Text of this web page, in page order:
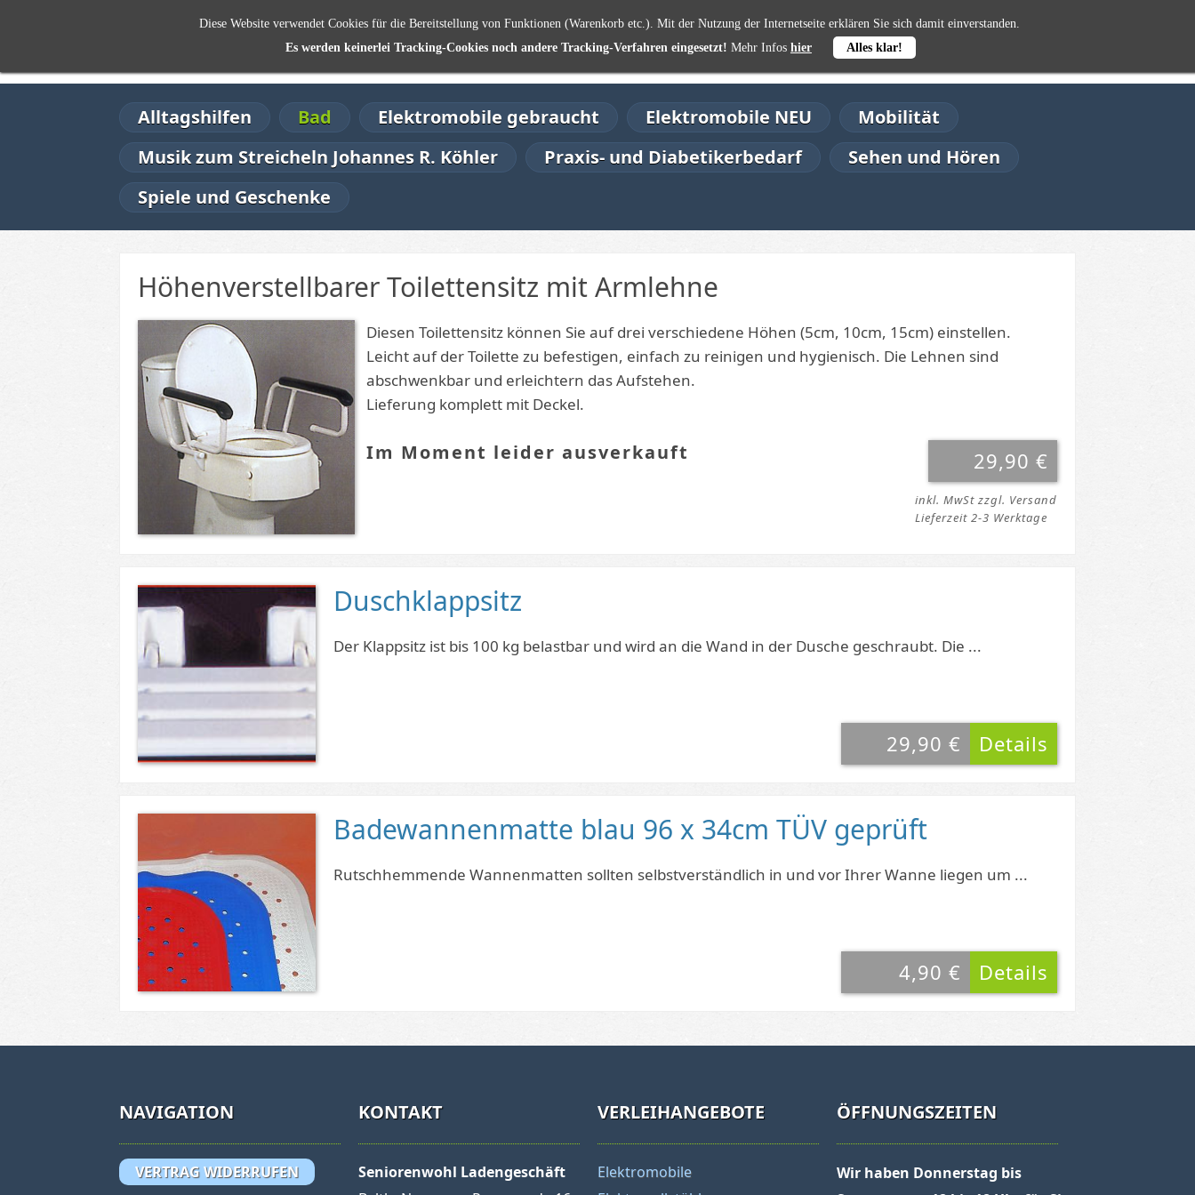
SENIORENWOHL
DER SHOP FÜR DEN SENIORENBEDARF
0,00 €
Alltagshilfen Bad Elektromobile gebraucht Elektromobile NEU
Mobilität
Musik zum Streicheln Johannes R. Köhler
Praxis- und Diabetikerbedarf
Sehen und Hören
Spiele und Geschenke
Höhenverstellbarer Toilettensitz mit Armlehne
Diesen Toilettensitz können Sie auf drei verschiedene Höhen (5cm, 10cm, 15cm) einstellen.
Leicht auf der Toilette zu befestigen, einfach zu reinigen und hygienisch. Die Lehnen sind
abschwenkbar und erleichtern das Aufstehen.
Lieferung komplett mit Deckel.
29,90 €
Im Moment leider ausverkauft
inkl. MwSt zzgl. Versand
Lieferzeit 2-3 Werktage
Duschklappsitz
Der Klappsitz ist bis 100 kg belastbar und wird an die Wand in der Dusche geschraubt. Die ...
Details
29,90 €
Badewannenmatte blau 96 x 34cm TÜV geprüft
Rutschhemmende Wannenmatten sollten selbstverständlich in und vor Ihrer Wanne liegen um ...
Details
4,90 €
NAVIGATION
VERTRAG WIDERRUFEN
KONTAKT
Seniorenwohl Ladengeschäft
VERLEIHANGEBOTE
Elektromobile
ÖFFNUNGSZEITEN
Wir haben Donnerstag bis
Diese Website verwendet Cookies für die Bereitstellung von Funktionen (Warenkorb etc.). Mit der Nutzung der Internetseite erklären Sie sich damit einverstanden.
Es werden keinerlei Tracking-Cookies noch andere Tracking-Verfahren eingesetzt! Mehr Infos hier Alles klar!